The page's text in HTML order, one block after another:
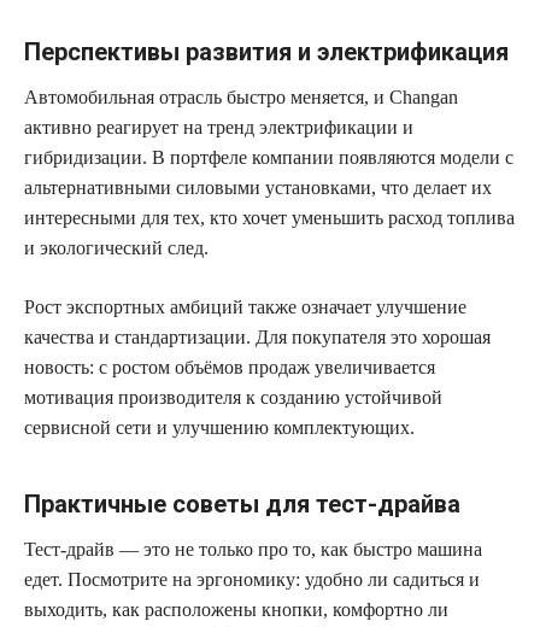
Перспективы развития и электрификация
Автомобильная отрасль быстро меняется, и Changan
активно реагирует на тренд электрификации и
гибридизации. В портфеле компании появляются модели с
альтернативными силовыми установками, что делает их
интересными для тех, кто хочет уменьшить расход топлива
и экологический след.
Рост экспортных амбиций также означает улучшение
качества и стандартизации. Для покупателя это хорошая
новость: с ростом объёмов продаж увеличивается
мотивация производителя к созданию устойчивой
сервисной сети и улучшению комплектующих.
Практичные советы для тест-драйва
Тест-драйв — это не только про то, как быстро машина
едет. Посмотрите на эргономику: удобно ли садиться и
выходить, как расположены кнопки, комфортно ли